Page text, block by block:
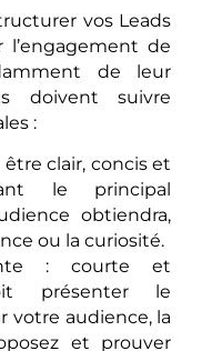
vos Leads
de
de leur
doivent suivre
:
clair, concis et
le principal
obtiendra,
ou la curiosité.
: courte et
présenter le
votre audience, la
et prouver